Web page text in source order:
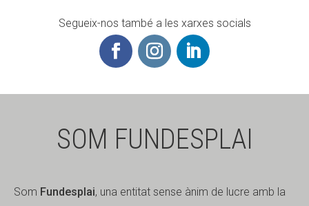
Segueix-nos també a les xarxes socials
SOM FUNDESPLAI
Som Fundesplai, una entitat sense ànim de lucre amb la